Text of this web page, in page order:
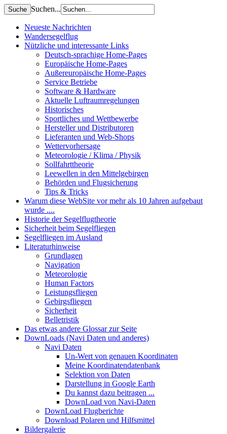
Suchen...
Neueste Nachrichten
Wandersegelflug
Nützliche und interessante Links
Deutsch-sprachige Home-Pages
Europäische Home-Pages
Außereuropäische Home-Pages
Service Betriebe
Software & Hardware
Aktuelle Luftraumregelungen
Historisches
Sportliches und Wettbewerbe
Hersteller und Distributoren
Lieferanten und Web-Shops
Wettervorhersage
Meteorologie / Klima / Physik
Sollfahrttheorie
Leewellen in den Mittelgebirgen
Behörden und Flugsicherung
Tips & Tricks
Warum diese WebSite vor mehr als 10 Jahren aufgebaut
wurde ....
Historie der Segelflugtheorie
Sicherheit beim Segelfliegen
Segelfliegen im Ausland
Literaturhinweise
Grundlagen
Navigation
Meteorologie
Human Factors
Leistungsfliegen
Gebirgsfliegen
Sicherheit
Belletristik
Das etwas andere Glossar zur Seite
DownLoads (Navi Daten und anderes)
Navi Daten
Un-Wert von genauen Koordinaten
Meine Koordinatendatenbank
Selektion von Daten
Darstellung in Google Earth
Du kannst dazu beitragen ...
DownLoad von Navi-Daten
DownLoad Flugberichte
Download Polaren und Hilfsmittel
Bildergalerie